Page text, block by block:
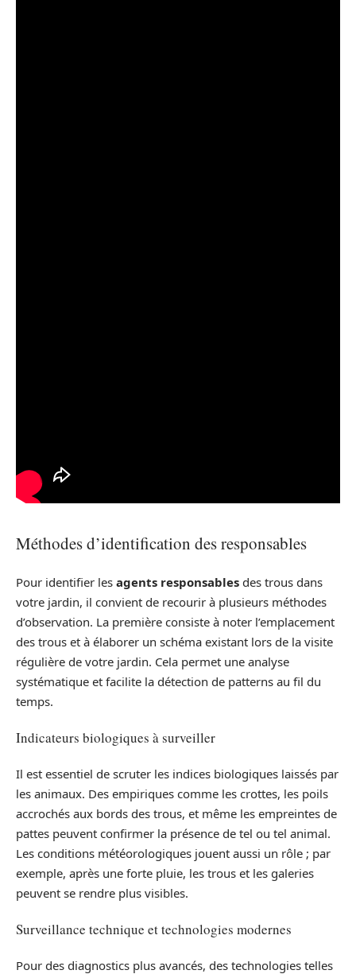
Méthodes d’identification des responsables
Pour identifier les agents responsables des trous dans
votre jardin, il convient de recourir à plusieurs méthodes
d’observation. La première consiste à noter l’emplacement
des trous et à élaborer un schéma existant lors de la visite
régulière de votre jardin. Cela permet une analyse
systématique et facilite la détection de patterns au fil du
temps.
Indicateurs biologiques à surveiller
Il est essentiel de scruter les indices biologiques laissés par
les animaux. Des empiriques comme les crottes, les poils
accrochés aux bords des trous, et même les empreintes de
pattes peuvent confirmer la présence de tel ou tel animal.
Les conditions météorologiques jouent aussi un rôle ; par
exemple, après une forte pluie, les trous et les galeries
peuvent se rendre plus visibles.
Surveillance technique et technologies modernes
Pour des diagnostics plus avancés, des technologies telles